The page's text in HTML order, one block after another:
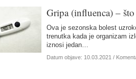
Gripa (influenca) –
Ova je sezonska bolest
trenutka kada je organizam
iznosi jedan…
Datum objave: 10.03.2021 /